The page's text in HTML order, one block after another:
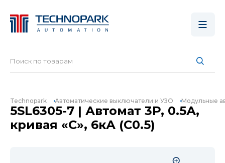
Technopark Автоматические выключатели и УЗО Модульные
5SL6305-7 | Автомат 3P, 0.5А,
кривая «C», 6кА (C0.5)